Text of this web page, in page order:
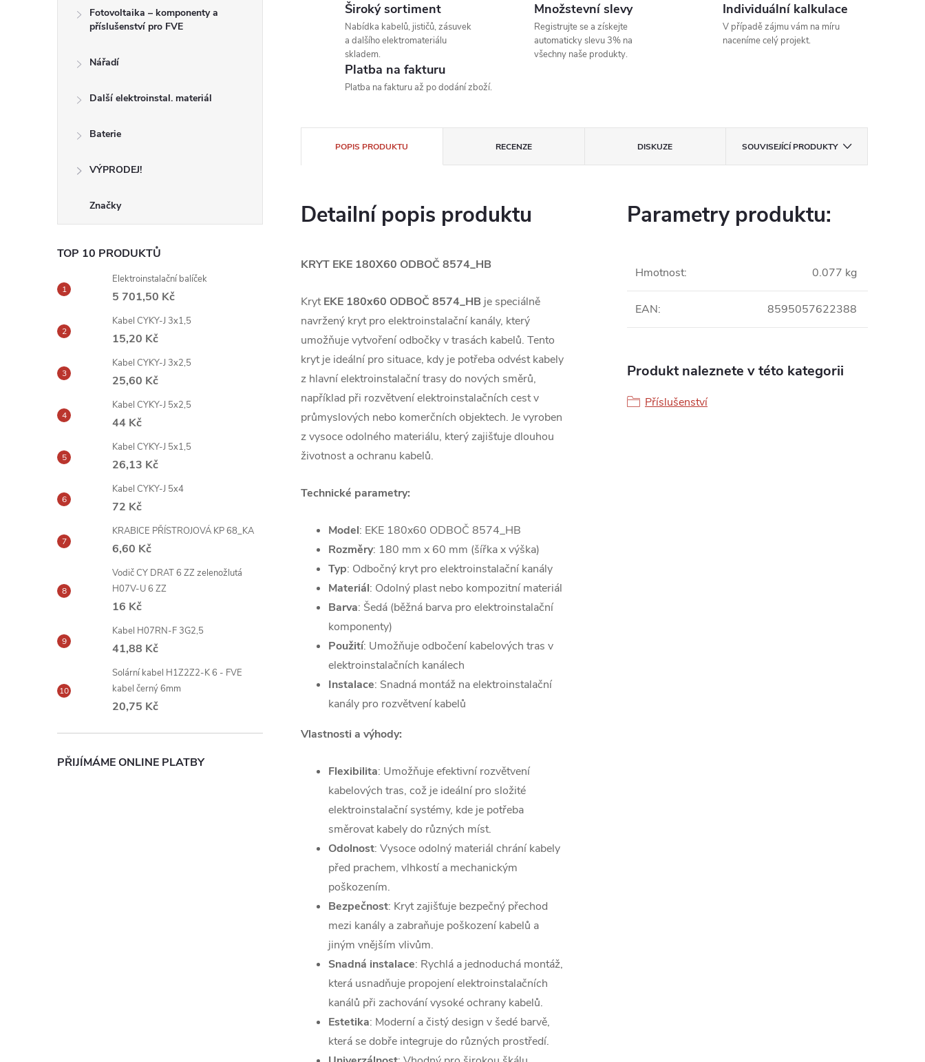
Fotovoltaika – komponenty a
příslušenství pro FVE
Nářadí
Další elektroinstal. materiál
Baterie
VÝPRODEJ!
Značky
TOP 10 PRODUKTŮ
Elektroinstalační balíček
5 701,50 Kč
Kabel CYKY-J 3x1,5
15,20 Kč
Kabel CYKY-J 3x2,5
25,60 Kč
Kabel CYKY-J 5x2,5
44 Kč
Kabel CYKY-J 5x1,5
26,13 Kč
Kabel CYKY-J 5x4
72 Kč
KRABICE PŘÍSTROJOVÁ KP 68_KA
6,60 Kč
Vodič CY DRAT 6 ZZ zelenožlutá
H07V-U 6 ZZ
16 Kč
Kabel H07RN-F 3G2,5
41,88 Kč
Solární kabel H1Z2Z2-K 6 - FVE
kabel černý 6mm
20,75 Kč
PŘIJÍMÁME ONLINE PLATBY
Široký sortiment
Nabídka kabelů, jističů, zásuvek
a dalšího elektromateriálu
skladem.
Množstevní slevy
Registrujte se a získejte
automaticky slevu 3% na
všechny naše produkty.
Individuální kalkulace
V případě zájmu vám na míru
naceníme celý projekt.
Platba na fakturu
Platba na fakturu až po dodání zboží.
POPIS PRODUKTU RECENZE DISKUZE SOUVISEJÍCÍ PRODUKTY
Detailní popis produktu
KRYT EKE 180X60 ODBOČ 8574_HB
KrytEKE 180x60 ODBOČ 8574_HB je speciálně
navržený kryt pro elektroinstalační kanály, který
umožňuje vytvoření odbočky v trasách kabelů. Tento
kryt je ideální pro situace, kdy je potřeba odvést kabely
z hlavní elektroinstalační trasy do nových směrů,
například při rozvětvení elektroinstalačních cest v
průmyslových nebo komerčních objektech. Je vyroben
z vysoce odolného materiálu, který zajišťuje dlouhou
životnost a ochranu kabelů.
Technické parametry:
Model: EKE 180x60 ODBOČ 8574_HB
Rozměry: 180 mm x 60 mm (šířka x výška)
Typ: Odbočný kryt pro elektroinstalační kanály
Materiál: Odolný plast nebo kompozitní materiál
Barva: Šedá (běžná barva pro elektroinstalační
komponenty)
Použití: Umožňuje odbočení kabelových tras v
elektroinstalačních kanálech
Instalace: Snadná montáž na elektroinstalační
kanály pro rozvětvení kabelů
Vlastnosti a výhody:
Flexibilita: Umožňuje efektivní rozvětvení
kabelových tras, což je ideální pro složité
elektroinstalační systémy, kde je potřeba
směrovat kabely do různých míst.
Odolnost: Vysoce odolný materiál chrání kabely
před prachem, vlhkostí a mechanickým
poškozením.
Bezpečnost: Kryt zajišťuje bezpečný přechod
mezi kanály a zabraňuje poškození kabelů a
jiným vnějším vlivům.
Snadná instalace: Rychlá a jednoduchá montáž,
která usnadňuje propojení elektroinstalačních
kanálů při zachování vysoké ochrany kabelů.
Estetika: Moderní a čistý design v šedé barvě,
která se dobře integruje do různých prostředí.
Parametry produktu:
Hmotnost: 0.077 kg
EAN: 8595057622388
Produkt naleznete v této kategorii
Příslušenství